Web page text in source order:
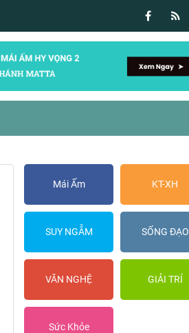
Mái Ấm KT-XH
SUY NGẪM SỐNG ĐẠO
VĂN NGHỆ GIẢI TRÍ
Sức Khỏe